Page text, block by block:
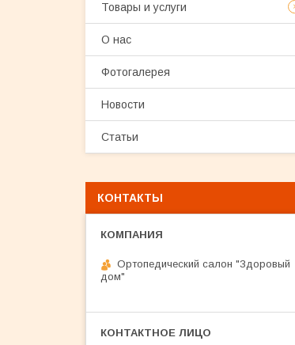
Товары и услуги
О нас
Фотогалерея
Новости
Статьи
КОНТАКТЫ
Ортопедический салон "Здоровый
дом"